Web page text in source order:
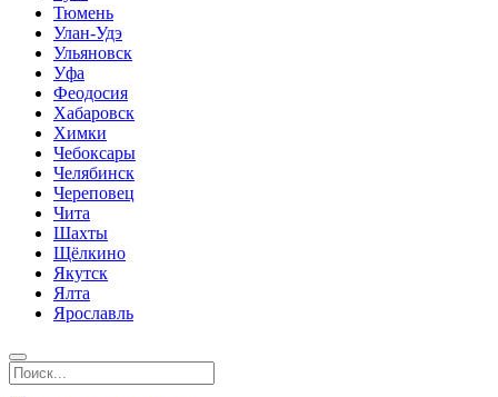
Тюмень
Улан-Удэ
Ульяновск
Уфа
Феодосия
Хабаровск
Химки
Чебоксары
Челябинск
Череповец
Чита
Шахты
Щёлкино
Якутск
Ялта
Ярославль